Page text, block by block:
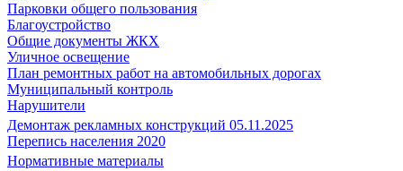
Парковки общего пользования
Благоустройство
Общие документы ЖКХ
Уличное освещение
План ремонтных работ на автомобильных дорогах
Муниципальный контроль
Нарушители
Демонтаж рекламных конструкций 05.11.2025
Перепись населения 2020
Нормативные материалы